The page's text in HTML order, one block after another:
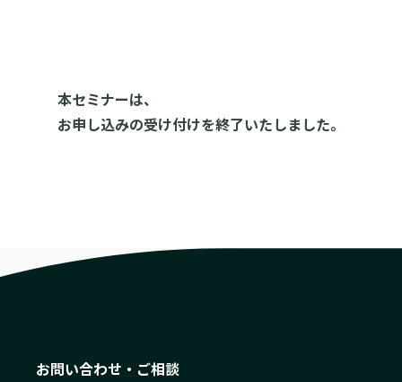
本セミナーは、
お申し込みの受け付けを終了いたしました。
お問い合わせ・ご相談